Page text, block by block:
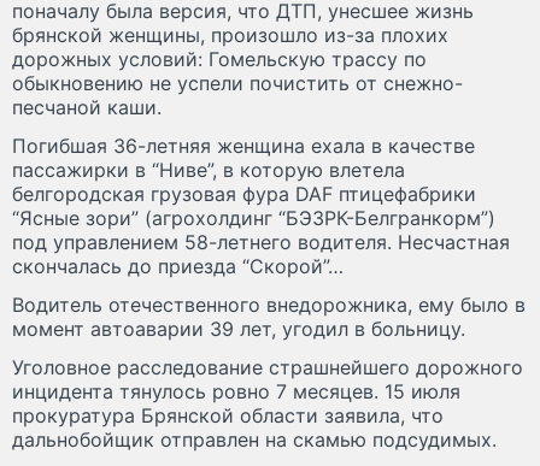
поначалу была версия, что ДТП, унесшее жизнь
брянской женщины, произошло из-за плохих
дорожных условий: Гомельскую трассу по
обыкновению не успели почистить от снежно-
песчаной каши.
Погибшая 36-летняя женщина ехала в качестве
пассажирки в “Ниве”, в которую влетела
белгородская грузовая фура DAF птицефабрики
“Ясные зори” (агрохолдинг “БЭЗРК-Белгранкорм”)
под управлением 58-летнего водителя. Несчастная
скончалась до приезда “Скорой”…
Водитель отечественного внедорожника, ему было в
момент автоаварии 39 лет, угодил в больницу.
Уголовное расследование страшнейшего дорожного
инцидента тянулось ровно 7 месяцев. 15 июля
прокуратура Брянской области заявила, что
дальнобойщик отправлен на скамью подсудимых.